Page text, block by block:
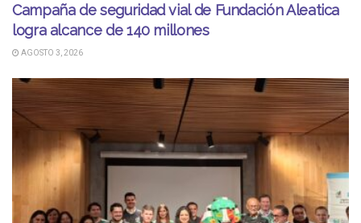
Campaña de seguridad vial de Fundación Aleatica
logra alcance de 140 millones
AGOSTO 3, 2026